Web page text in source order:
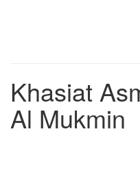
Khasiat
Al Mukmin